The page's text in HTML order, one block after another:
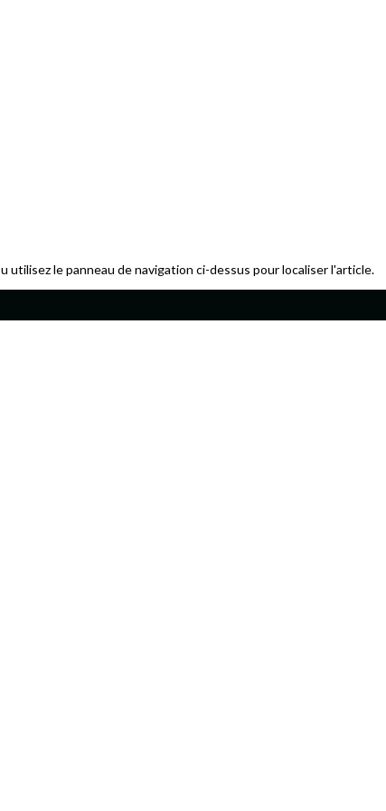
le panneau de navigation ci-dessus pour localiser l'article.